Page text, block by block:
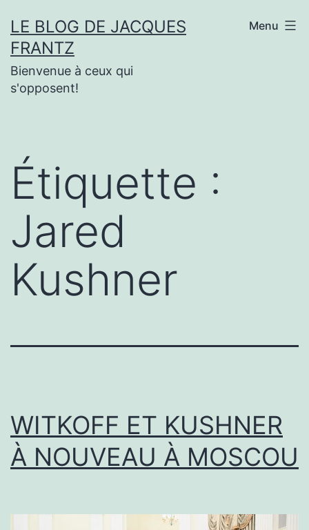
au
contenu
LE BLOG DE JACQUES
FRANTZ
Bienvenue à ceux qui
s'opposent!
Menu
Étiquette :
Jared
Kushner
WITKOFF ET KUSHNER
À NOUVEAU À MOSCOU